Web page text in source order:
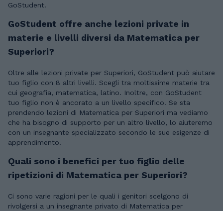
GoStudent.
GoStudent offre anche lezioni private in
materie e livelli diversi da Matematica per
Superiori?
Oltre alle lezioni private per Superiori, GoStudent può aiutare
tuo figlio con 8 altri livelli. Scegli tra moltissime materie tra
cui geografia, matematica, latino. Inoltre, con GoStudent
tuo figlio non è ancorato a un livello specifico. Se sta
prendendo lezioni di Matematica per Superiori ma vediamo
che ha bisogno di supporto per un altro livello, lo aiuteremo
con un insegnante specializzato secondo le sue esigenze di
apprendimento.
Quali sono i benefici per tuo figlio delle
ripetizioni di Matematica per Superiori?
Ci sono varie ragioni per le quali i genitori scelgono di
rivolgersi a un insegnante privato di Matematica per